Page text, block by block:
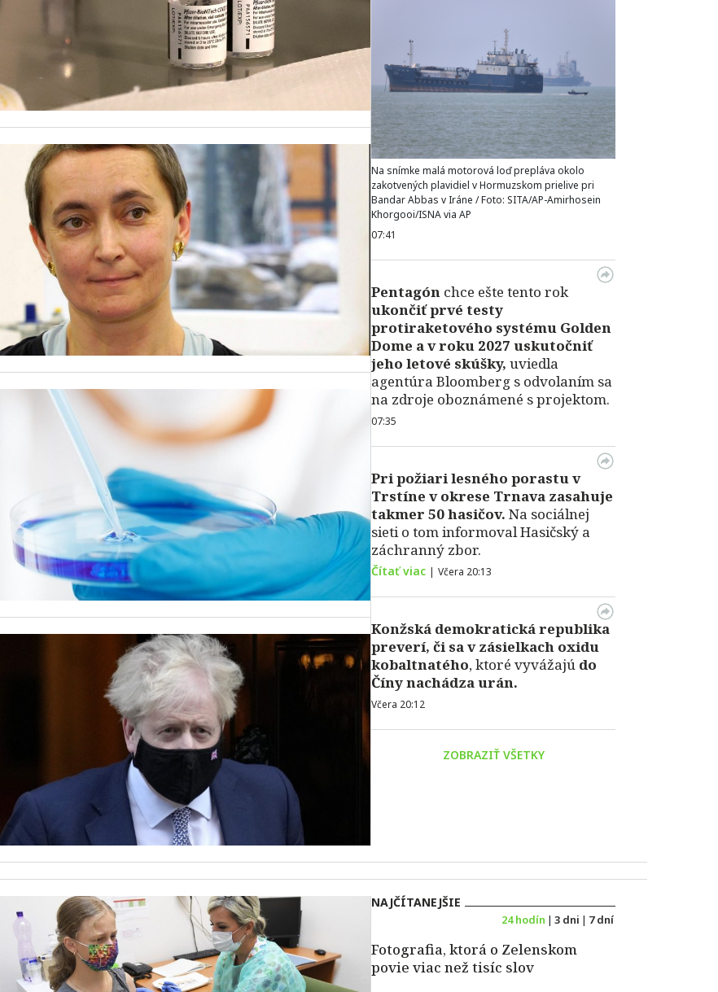
Na snímke malá motorová loď prepláva okolo
zakotvených plavidiel v Hormuzskom prielive pri
Bandar Abbas v Iráne / Foto: SITA/AP-Amirhosein
Khorgooi/ISNA via AP
07:41
Pentagón chce ešte tento rok
ukončiť prvé testy
protiraketového systému Golden
Dome a v roku 2027 uskutočniť
jeho letové skúšky, uviedla
agentúra Bloomberg s odvolaním sa
na zdroje oboznámené s projektom.
07:35
Pri požiari lesného porastu v
Trstíne v okrese Trnava zasahuje
takmer 50 hasičov. Na sociálnej
sieti o tom informoval Hasičský a
záchranný zbor.
Čítať viac | Včera 20:13
Konžská demokratická republika
preverí, či sa v zásielkach oxidu
kobaltnatého, ktoré vyvážajú do
Číny nachádza urán.
Včera 20:12
ZOBRAZIŤ VŠETKY
NAJČÍTANEJŠIE
24 hodín | 3 dni | 7 dní